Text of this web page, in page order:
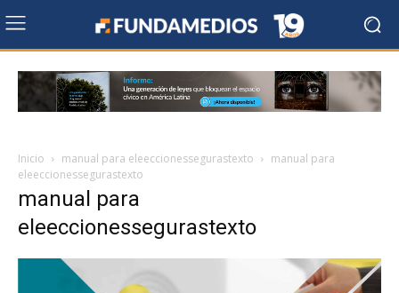
Inicio manual para eleeccionessegurastexto
manual para
eleeccionessegurastexto
manual para
eleeccionessegurastexto